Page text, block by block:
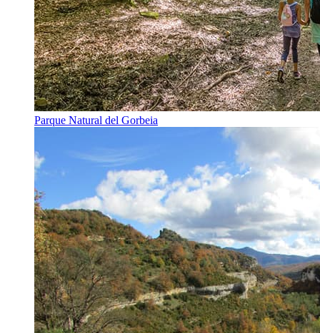
Parque Natural del Gorbeia